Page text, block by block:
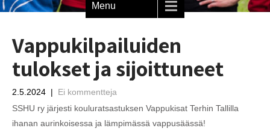
Menu
Vappukilpailuiden
tulokset ja sijoittuneet
2.5.2024 | Ei kommentteja
SSHU ry järjesti kouluratsastuksen Vappukisat Terhin Tallilla
ihanan aurinkoisessa ja lämpimässä vappusäässä!